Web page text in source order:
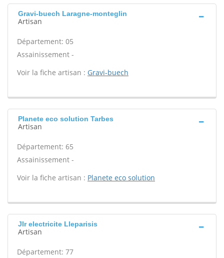
Gravi-buech Laragne-monteglin
Artisan
Département: 05
Assainissement -
Voir la fiche artisan : Gravi-buech
Planete eco solution Tarbes
Artisan
Département: 65
Assainissement -
Voir la fiche artisan : Planete eco solution
Jlr electricite Lleparisis
Artisan
Département: 77